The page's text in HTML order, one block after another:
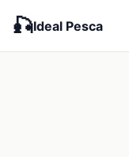
🎣Ideal Pesca